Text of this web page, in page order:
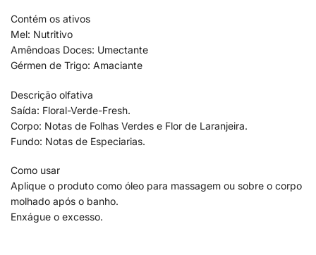
Contém os ativos
Mel: Nutritivo
Amêndoas Doces: Umectante
Gérmen de Trigo: Amaciante
Descrição olfativa
Saída: Floral-Verde-Fresh.
Corpo: Notas de Folhas Verdes e Flor de Laranjeira.
Fundo: Notas de Especiarias.
Como usar
Aplique o produto como óleo para massagem ou sobre o corpo
molhado após o banho.
Enxágue o excesso.